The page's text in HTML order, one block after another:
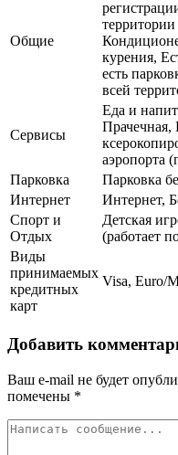
Общие
курения,
есть
всей
Сервисы
Еда и
Прачечная,
аэропорта
Парковка
Парковка
Интернет
Интернет,
Спорт и
Отдых
Детская
(работает
Виды
принимаемых
кредитных
карт
Visa, Euro/
Добавить
Ваш e-mail не будет
помечены *